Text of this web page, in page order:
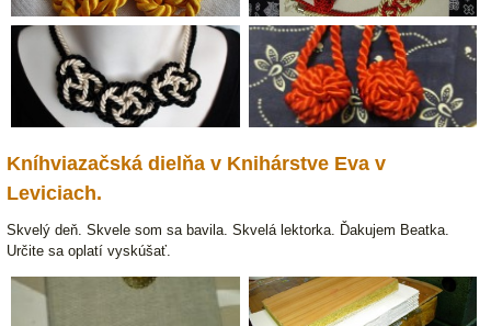
Kníhviazačská dielňa v Knihárstve Eva v
Leviciach.
Skvelý deň. Skvele som sa bavila. Skvelá lektorka. Ďakujem Beatka.
Určite sa oplatí vyskúšať.